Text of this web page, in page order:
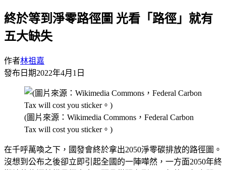
終於等到淨零路徑圖 光看「路徑」就有
五大缺失
作者林祖嘉
發布日期2022年4月1日
(圖片來源：Wikimedia Commons，Federal Carbon
Tax will cost you sticker。)
在千呼萬喚之下，國發會終於拿出2050淨零碳排放的路徑圖。
沒想到公布之後卻立即引起全國的一陣嘩然，一方面2050年終